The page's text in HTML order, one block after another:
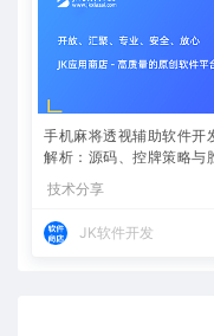
手机麻将透视辅助软件开
解析：源码、控牌策略与
技术分享
JK软件开发